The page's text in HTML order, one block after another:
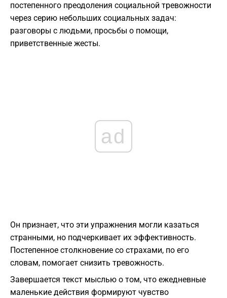
постепенного преодоления социальной тревожности
через серию небольших социальных задач:
разговоры с людьми, просьбы о помощи,
приветственные жесты.
ad
Он признает, что эти упражнения могли казаться
странными, но подчеркивает их эффективность.
Постепенное столкновение со страхами, по его
словам, помогает снизить тревожность.
Завершается текст мыслью о том, что ежедневные
маленькие действия формируют чувство